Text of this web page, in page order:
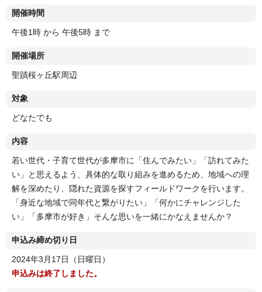
開催時間
午後1時 から 午後5時 まで
開催場所
聖蹟桜ヶ丘駅周辺
対象
どなたでも
内容
若い世代・子育て世代が多摩市に「住んでみたい」「訪れてみた
い」と思えるよう、具体的な取り組みを進めるため、地域への理
解を深めたり、隠れた資源を探すフィールドワークを行います。
「身近な地域で同年代と繋がりたい」「何かにチャレンジした
い」「多摩市が好き」そんな思いを一緒にかなえませんか？
申込み締め切り日
2024年3月17日（日曜日）
申込みは終了しました。